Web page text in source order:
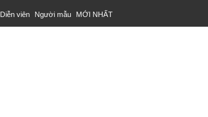
Diễn viên Người mẫu MỚI NHẤT